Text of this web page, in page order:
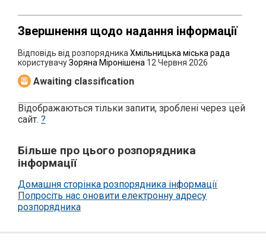
Звершнення щодо надання інформації
Відповідь від розпорядника Хмільницька міська рада
користувачуЗоряна Міронішена 12 Червня 2026
Awaiting classification
Відображаються тільки запити, зроблені через цей
сайт. ?
Більше про цього розпорядника
інформації
Домашня сторінка розпорядника інформації
Попросіть нас оновити електронну адресу
розпорядника